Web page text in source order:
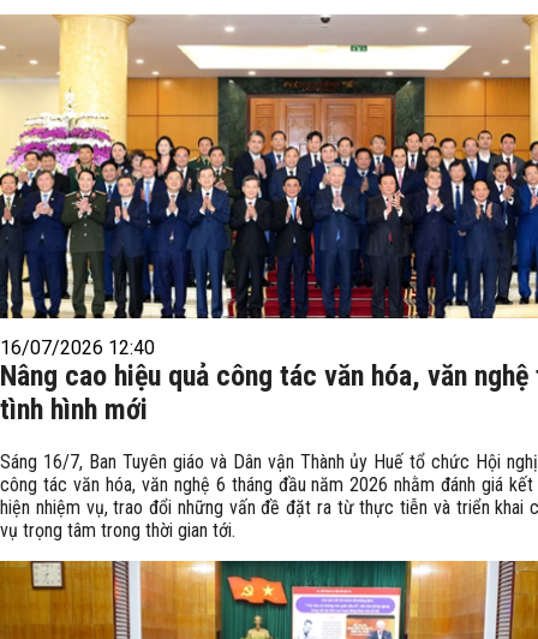
16/07/2026 12:40
Nâng cao hiệu quả công tác văn hóa, văn
tình hình mới
Sáng 16/7, Ban Tuyên giáo và Dân vận Thành ủy Huế tổ chức Hội
công tác văn hóa, văn nghệ 6 tháng đầu năm 2026 nhằm đánh giá
hiện nhiệm vụ, trao đổi những vấn đề đặt ra từ thực tiễn và triển khai
vụ trọng tâm trong thời gian tới.